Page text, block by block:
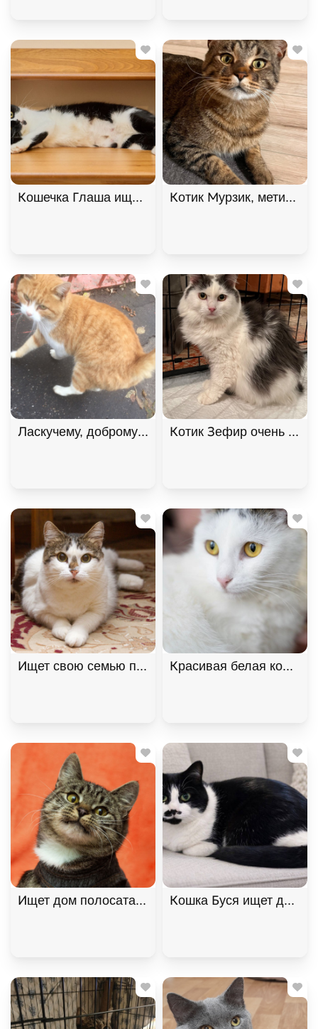
Кошечка Глаша ищет дом , Черный с белым,
Котик Мурзик, метис
Котик Зефир очень
Ищет свою семью плюшевая толстушка
Красивая белая коша
Ищет дом полосатая красавица Варвара!,
Кошка Буся ищет дом.